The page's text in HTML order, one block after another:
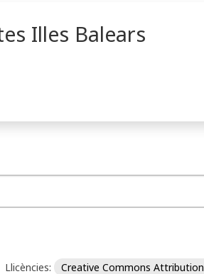
Illes Balears
Llicències: Creative Commons Attribution